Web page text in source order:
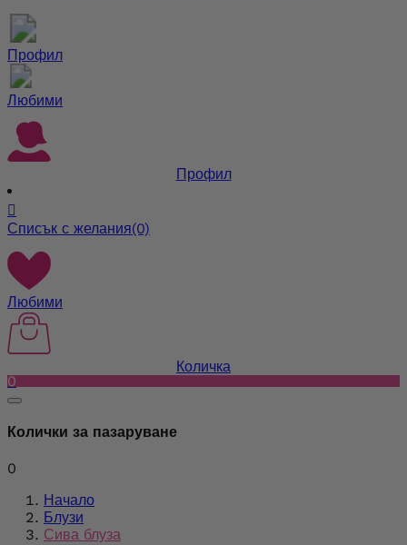
Профил
Любими
Профил

Списък с желания(0)
Любими
Количка
0
Колички за пазаруване
0
Начало
Блузи
Сива блуза